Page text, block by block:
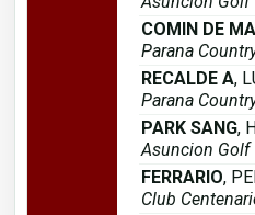
COMIN DE
Parana
RECALDE A,
Parana
PARK SANG,
Asuncion Golf
FERRARIO,
Club